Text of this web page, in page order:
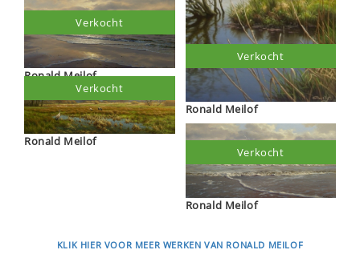
Ronald Meilof
Verkocht
Ronald Meilof
Verkocht
Ronald Meilof
Verkocht
Ronald Meilof
Verkocht
KLIK HIER VOOR MEER WERKEN VAN RONALD MEILOF